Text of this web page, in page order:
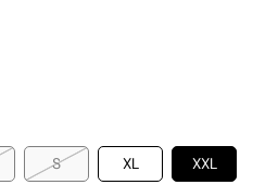
S XL XXL